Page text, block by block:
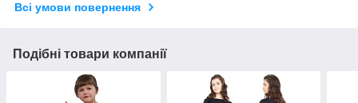
Всі умови повернення
Подібні товари компанії